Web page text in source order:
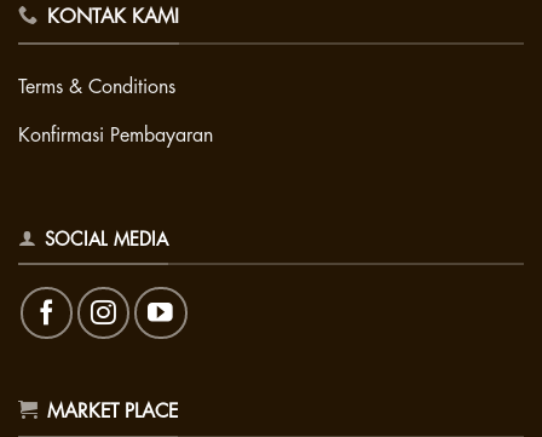
KONTAK KAMI
Terms & Conditions
Konfirmasi Pembayaran
SOCIAL MEDIA
MARKET PLACE